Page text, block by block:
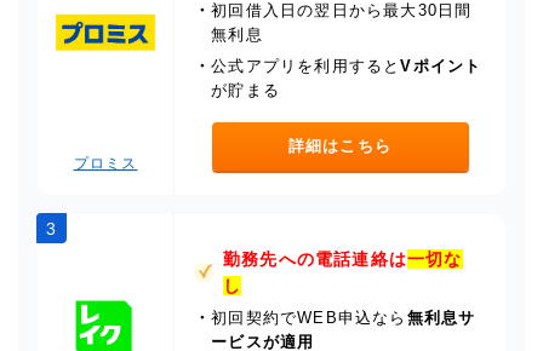
プロミス
・初回借入日の翌日から最大30日間
無利息
・公式アプリを利用するとVポイント
が貯まる
詳細はこちら
3
勤務先への電話連絡は一切な
し
・初回契約でWEB申込なら 無利息サ
ービスが適用